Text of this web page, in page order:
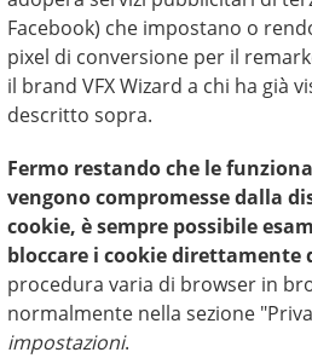
Facebook) che impostano o
pixel di conversione per il
il brand VFX Wizard a chi ha già
descritto sopra.
Fermo restando che le
vengono compromesse dalla
cookie, è sempre possibile
bloccare i cookie direttamente
procedura varia di browser in
normalmente nella sezione
impostazioni.